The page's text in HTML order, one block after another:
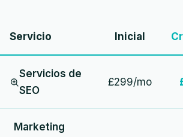
Servicio Inicial
Servicios de
SEO
£299/mo
Marketing